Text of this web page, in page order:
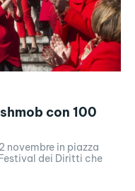
con 100
novembre in piazza
dei Diritti che